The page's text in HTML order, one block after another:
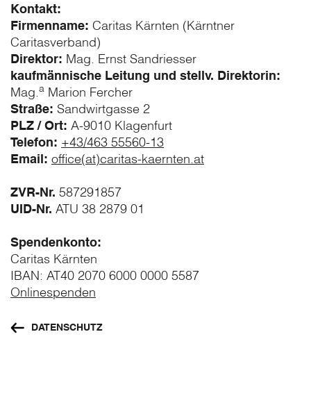
Kontakt:
Firmenname: Caritas Kärnten (Kärntner
Caritasverband)
Direktor: Mag. Ernst Sandriesser
kaufmännische Leitung und stellv. Direktorin:
Mag.a Marion Fercher
Straße: Sandwirtgasse 2
PLZ / Ort: A-9010 Klagenfurt
Telefon: +43/463 55560-13
Email: office(at)caritas-kaernten.at
ZVR-Nr. 587291857
UID-Nr. ATU 38 2879 01
Spendenkonto:
Caritas Kärnten
IBAN: AT40 2070 6000 0000 5587
Onlinespenden
FooterDATENSCHUTZ